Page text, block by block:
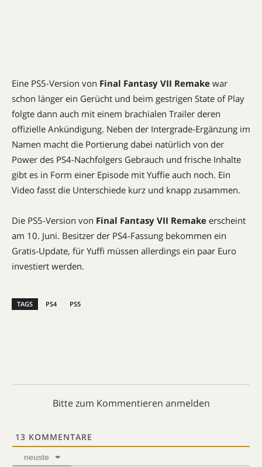
Eine PS5-Version von Final Fantasy VII Remake war
schon länger ein Gerücht und beim gestrigen State of Play
folgte dann auch mit einem brachialen Trailer deren
offizielle Ankündigung. Neben der Intergrade-Ergänzung im
Namen macht die Portierung dabei natürlich von der
Power des PS4-Nachfolgers Gebrauch und frische Inhalte
gibt es in Form einer Episode mit Yuffie auch noch. Ein
Video fasst die Unterschiede kurz und knapp zusammen.
Die PS5-Version von Final Fantasy VII Remake erscheint
am 10. Juni. Besitzer der PS4-Fassung bekommen ein
Gratis-Update, für Yuffi müssen allerdings ein paar Euro
investiert werden.
TAGS PS4 PS5
Bitte zum Kommentieren anmelden
13 KOMMENTARE
neuste